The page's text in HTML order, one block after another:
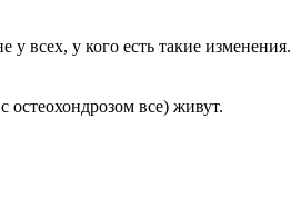
всех, у кого есть такие изменения.
все) живут.